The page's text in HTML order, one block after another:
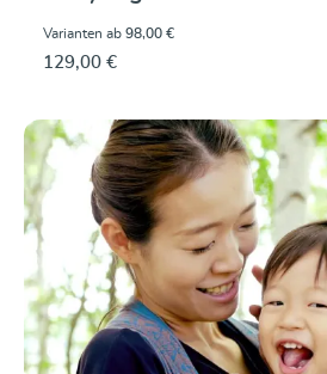
Varianten ab 98,00 €
129,00 €